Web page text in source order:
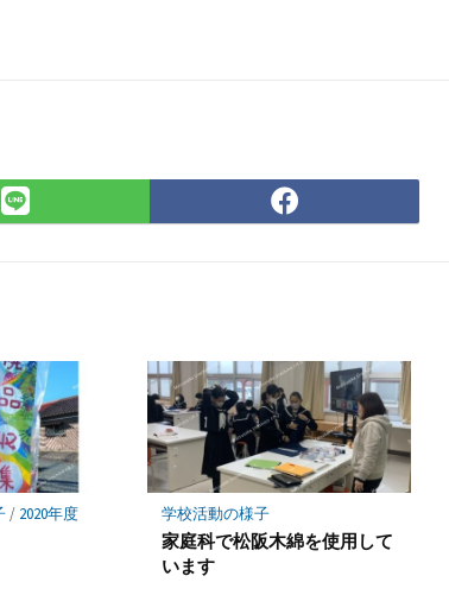
LINE
で
Facebook
で
/ 2020年度 学校活動の様子
家庭科で松阪木綿を使用して
います